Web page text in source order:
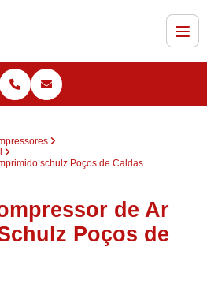
schulz Poços de Caldas
de Ar
Poços de